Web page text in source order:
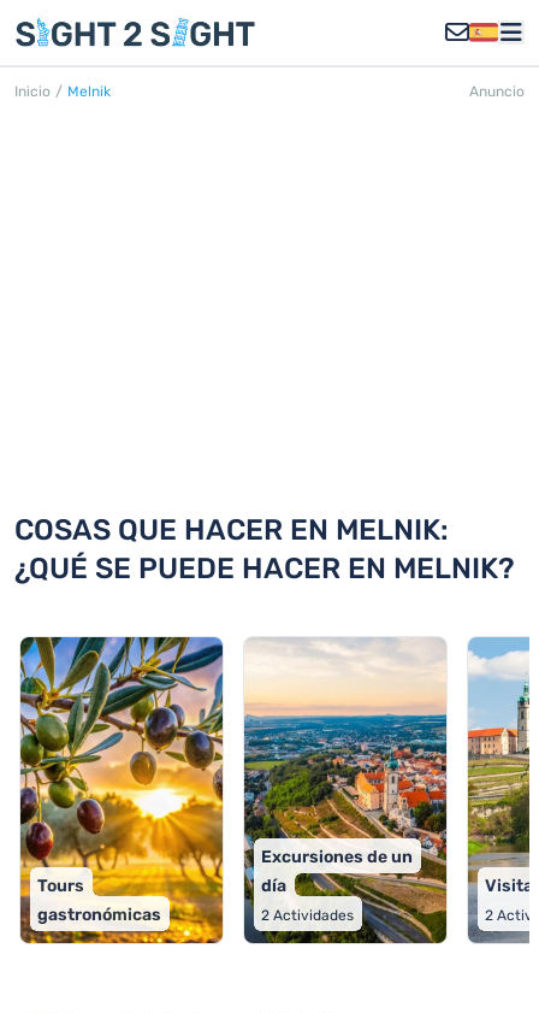
Inicio / Melnik Anuncio
COSAS QUE HACER EN MELNIK:
¿QUÉ SE PUEDE HACER EN MELNIK?
Tours
gastronómicas
Excursiones de un
día
2 Actividades 2